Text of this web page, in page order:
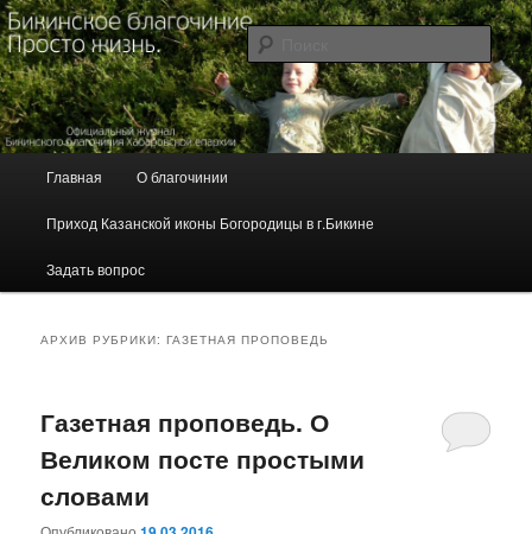
Перейти
к
основному
содержимому
Перейти
к
дополнительному
содержимому
Бикинское благочиние. Просто
жизнь.
Журнал Бикинского благочиния Хабаровской епархии
о
Главная О благочинии
Приход Казанской иконы Богородицы в г.Бикине
Задать вопрос
АРХИВ РУБРИКИ:ГАЗЕТНАЯ ПРОПОВЕДЬ
Газетная проповедь. О
Великом посте простыми
словами